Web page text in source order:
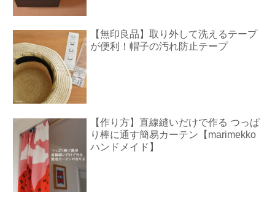
【無印良品】取り外して洗えるテープ
が便利！帽子の汚れ防止テープ
【作り方】直線縫いだけで作る つっぱ
り棒に通す簡易カーテン【marimekko
ハンドメイド】